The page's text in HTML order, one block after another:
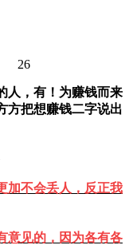
26
人，有！为赚钱而来
方把想赚钱二字说出
加不会丢人，反正我
意见的，因为各有各